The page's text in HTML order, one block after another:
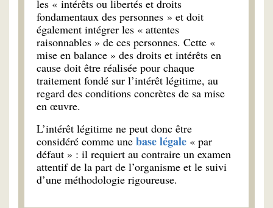
les « intérêts ou libertés et droits
fondamentaux des personnes » et doit
également intégrer les « attentes
raisonnables » de ces personnes. Cette «
mise en balance » des droits et intérêts en
cause doit être réalisée pour chaque
traitement fondé sur l’intérêt légitime, au
regard des conditions concrètes de sa mise
en œuvre.
L’intérêt légitime ne peut donc être
considéré comme une base légale « par
défaut » : il requiert au contraire un examen
attentif de la part de l’organisme et le suivi
d’une méthodologie rigoureuse.